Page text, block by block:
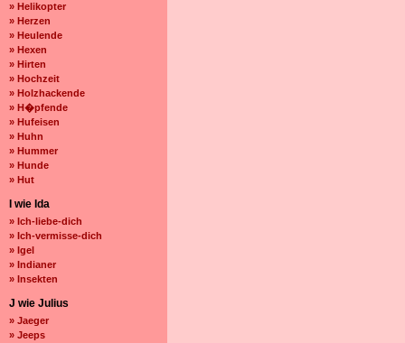
» Helikopter
» Herzen
» Heulende
» Hexen
» Hirten
» Hochzeit
» Holzhackende
» H�pfende
» Hufeisen
» Huhn
» Hummer
» Hunde
» Hut
I wie Ida
» Ich-liebe-dich
» Ich-vermisse-dich
» Igel
» Indianer
» Insekten
J wie Julius
» Jaeger
» Jeeps